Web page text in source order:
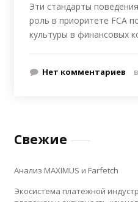
Эти стандарты
роль в приоритете FCA
культуры в финансовых
Нет комментариев в
Свежие
Анализ MAXIMUS и Farfetch
Экосистема платежной